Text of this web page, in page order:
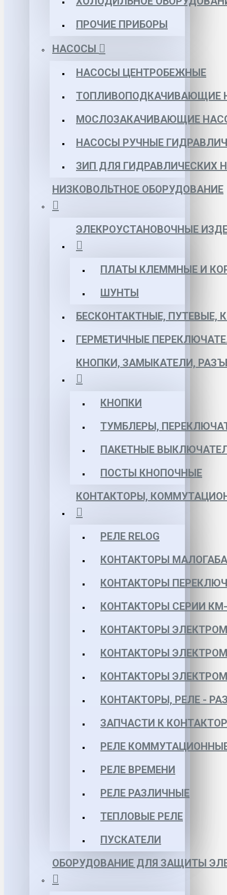
ПРОЧИЕ ПРИБОРЫ
НАСОСЫ
НАСОСЫ ЦЕНТРОБЕЖНЫЕ
ТОПЛИВОПОДКАЧИВАЮЩИЕ
МОСЛОЗАКАЧИВАЮЩИЕ
НАСОСЫ РУЧНЫЕ
ЗИП ДЛЯ ГИДРАВЛИЧЕСКИХ
НИЗКОВОЛЬТНОЕ ОБОРУДОВАНИЕ
ЭЛЕКРОУСТАНОВОЧНЫЕ
ПЛАТЫ КЛЕММНЫЕ И
ШУНТЫ
БЕСКОНТАКТНЫЕ, ПУТЕВЫЕ,
ГЕРМЕТИЧНЫЕ
КНОПКИ, ЗАМЫКАТЕЛИ,
КНОПКИ
ТУМБЛЕРЫ,
ПАКЕТНЫЕ
ПОСТЫ КНОПОЧНЫЕ
КОНТАКТОРЫ,
РЕЛЕ RELOG
КОНТАКТОРЫ
КОНТАКТОРЫ
КОНТАКТОРЫ СЕРИИ КМ-
КОНТАКТОРЫ
КОНТАКТОРЫ
КОНТАКТОРЫ
КОНТАКТОРЫ, РЕЛЕ -
ЗАПЧАСТИ К
РЕЛЕ
РЕЛЕ ВРЕМЕНИ
РЕЛЕ РАЗЛИЧНЫЕ
ТЕПЛОВЫЕ РЕЛЕ
ПУСКАТЕЛИ
ОБОРУДОВАНИЕ ДЛЯ ЗАЩИТЫ